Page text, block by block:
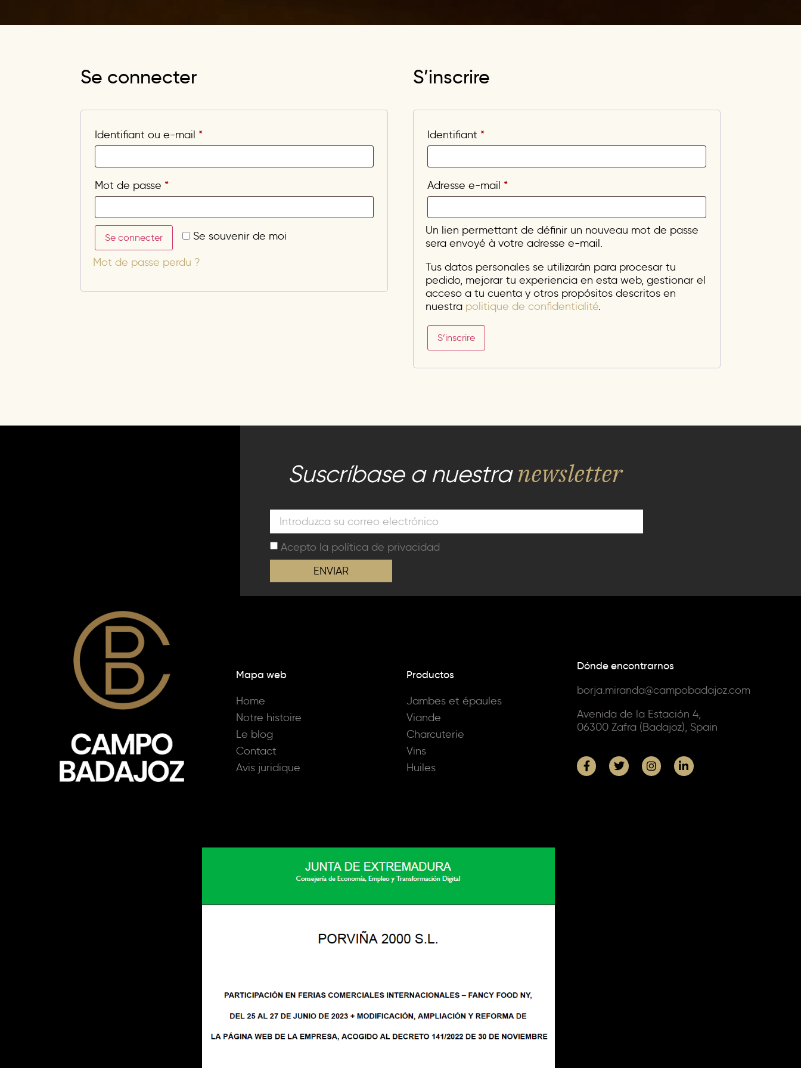
Se connecter
Identifiant ou e-mail *
Mot de passe *
Se souvenir de moi
Se connecter
Mot de passe perdu ?
S’inscrire
Identifiant *
Adresse e-mail *
Un lien permettant de définir un nouveau mot de passe
sera envoyé à votre adresse e-mail.
Tus datos personales se utilizarán para procesar tu
pedido, mejorar tu experiencia en esta web, gestionar el
acceso a tu cuenta y otros propósitos descritos en
nuestra politique de confidentialité.
S’inscrire
Suscríbase a nuestranewsletter
Acepto la política de privacidad
ENVIAR
Mapa web
Home
Notre histoire
Le blog
Contact
Avis juridique
Productos
Jambes et épaules
Viande
Charcuterie
Vins
Huiles
Dónde encontrarnos
borja.miranda@campobadajoz.com
Avenida de la Estación 4,
06300 Zafra (Badajoz), Spain